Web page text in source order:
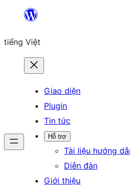
Chuyển
phần
tiếng Việt
Giao diện
Plugin
Tin tức
Hỗ trợ
Tài liệu hướng
Diễn đàn
Giới thiệu